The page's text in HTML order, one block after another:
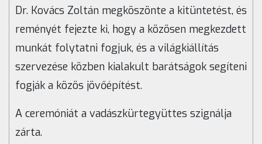
Dr. Kovács Zoltán megköszönte a kitüntetést, és
reményét fejezte ki, hogy a közösen megkezdett
munkát folytatni fogjuk, és a világkiállítás
szervezése közben kialakult barátságok segíteni
fogják a közös jövőépítést.
A ceremóniát a vadászkürtegyüttes szignálja
zárta.